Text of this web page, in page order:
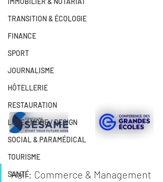
TRANSITION & ÉCOLOGIE
FINANCE
SPORT
JOURNALISME
HÔTELLERIE
RESTAURATION
LUXE / MODE / DESIGN
SOCIAL & PARAMÉDICAL
TOURISME
SANTÉ
Hall : Commerce & Management